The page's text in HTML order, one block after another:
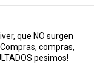
que NO surgen
compras,
pesimos!